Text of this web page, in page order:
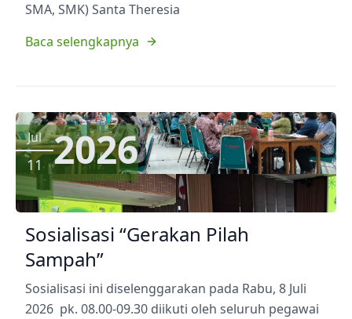
SMA, SMK) Santa Theresia
Baca selengkapnya
Jul
11 2026
Sosialisasi “Gerakan Pilah
Sampah”
Sosialisasi ini diselenggarakan pada Rabu, 8 Juli
2026 pk. 08.00-09.30 diikuti oleh seluruh pegawai